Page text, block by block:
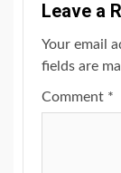
Leave a
Your email
fields are
Comment *